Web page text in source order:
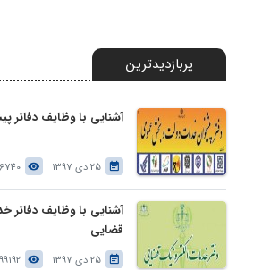
پربازدیدترین
آشنایی با وظایف دفاتر
25 دی 1397 206740
آشنایی با وظایف دفاتر
قضایی
25 دی 1397 99192 بازدید